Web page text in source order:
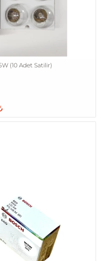
(10 Adet Satilir)